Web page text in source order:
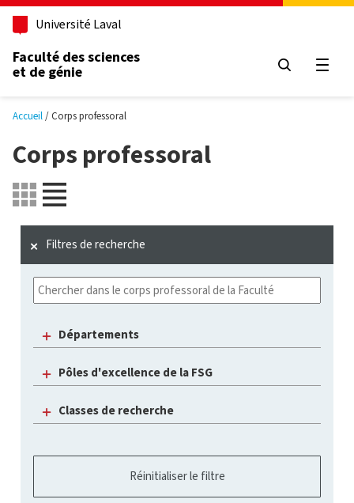
Aller au contenu principal
Université Laval
Faculté des sciences
et de génie
Accueil Corps professoral
Corps professoral
Filtres de recherche
Départements
Pôles d'excellence de la FSG
Classes de recherche